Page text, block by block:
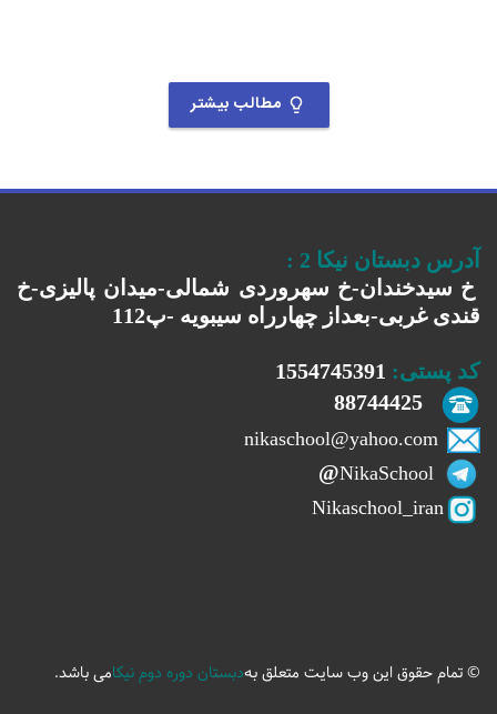
مطالب بیشتر
آدرس دبستان نیکا 2
:
خ سیدخندان-خ سهروردی شمالی-میدان پالیزی-خ
قندی غربی-بعداز چهارراه سیبویه -پ112
کد پستی: 1554745391
88744425
nikaschool@yahoo.com
NikaSchool
@
Nikaschool_iran
© تمام حقوق این وب سایت متعلق بهدبستان دوره دوم نیکامی باشد.